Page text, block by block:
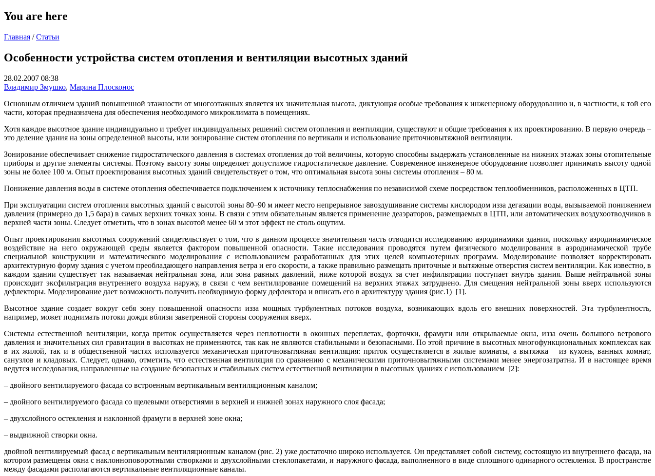
You are here
Главная / Статьи
Особенности устройства систем отопления и вентиляции высотных зданий
28.02.2007 08:38
Владимир Змушко, Марина Плосконос
Основным отличием зданий повышенной этажности от многоэтажных является их значительная высота, диктующая особые требования к инженерному оборудованию и, в частности, к той его
части, которая предназначена для обеспечения необходимого микроклимата в помещениях.
Хотя каждое высотное здание индивидуально и требует индивидуальных решений систем отопления и вентиляции, существуют и общие требования к их проектированию. В первую очередь –
это деление здания на зоны определенной высоты, или зонирование систем отопления по вертикали и использование приточновытяжной вентиляции.
Зонирование обеспечивает снижение гидростатического давления в системах отопления до той величины, которую способны выдержать установленные на нижних этажах зоны отопительные
приборы и другие элементы системы. Поэтому высоту зоны определяет допустимое гидростатическое давление. Современное инженерное оборудование позволяет принимать высоту одной
зоны не более 100 м. Опыт проектирования высотных зданий свидетельствует о том, что оптимальная высота зоны системы отопления – 80 м.
Понижение давления воды в системе отопления обеспечивается подключением к источнику теплоснабжения по независимой схеме посредством теплообменников, расположенных в ЦТП.
При эксплуатации систем отопления высотных зданий с высотой зоны 80–90 м имеет место непрерывное завоздушивание системы кислородом изза дегазации воды, вызываемой понижением
давления (примерно до 1,5 бара) в самых верхних точках зоны. В связи с этим обязательным является применение деаэраторов, размещаемых в ЦТП, или автоматических воздухоотводчиков в
верхней части зоны. Следует отметить, что в зонах высотой менее 60 м этот эффект не столь ощутим.
Опыт проектирования высотных сооружений свидетельствует о том, что в данном процессе значительная часть отводится исследованию аэродинамики здания, поскольку аэродинамическое
воздействие на него окружающей среды является фактором повышенной опасности. Такие исследования проводятся путем физического моделирования в аэродинамической трубе
специальной конструкции и математического моделирования с использованием разработанных для этих целей компьютерных программ. Моделирование позволяет корректировать
архитектурную форму здания с учетом преобладающего направления ветра и его скорости, а также правильно размещать приточные и вытяжные отверстия систем вентиляции. Как известно, в
каждом здании существует так называемая нейтральная зона, или зона равных давлений, ниже которой воздух за счет инфильтрации поступает внутрь здания. Выше нейтральной зоны
происходит эксфильтрация внутреннего воздуха наружу, в связи с чем вентилирование помещений на верхних этажах затруднено. Для смещения нейтральной зоны вверх используются
дефлекторы. Моделирование дает возможность получить необходимую форму дефлектора и вписать его в архитектуру здания (рис.1) [1].
Высотное здание создает вокруг себя зону повышенной опасности изза мощных турбулентных потоков воздуха, возникающих вдоль его внешних поверхностей. Эта турбулентность,
например, может поднимать потоки дождя вблизи заветренной стороны сооружения вверх.
Системы естественной вентиляции, когда приток осуществляется через неплотности в оконных переплетах, форточки, фрамуги или открываемые окна, изза очень большого ветрового
давления и значительных сил гравитации в высотках не применяются, так как не являются стабильными и безопасными. По этой причине в высотных многофункциональных комплексах как
в их жилой, так и в общественной частях используется механическая приточновытяжная вентиляция: приток осуществляется в жилые комнаты, а вытяжка – из кухонь, ванных комнат,
санузлов и кладовых. Следует, однако, отметить, что естественная вентиляция по сравнению с механическими приточновытяжными системами менее энергозатратна. И в настоящее время
ведутся исследования, направленные на создание безопасных и стабильных систем естественной вентиляции в высотных зданиях с использованием [2]:
– двойного вентилируемого фасада со встроенным вертикальным вентиляционным каналом;
– двойного вентилируемого фасада со щелевыми отверстиями в верхней и нижней зонах наружного слоя фасада;
– двухслойного остекления и наклонной фрамуги в верхней зоне окна;
– выдвижной створки окна.
двойной вентилируемый фасад с вертикальным вентиляционным каналом (рис. 2) уже достаточно широко используется. Он представляет собой систему, состоящую из внутреннего фасада, на
котором размещены окна с наклонноповоротными створками и двухслойными стеклопакетами, и наружного фасада, выполненного в виде сплошного одинарного остекления. В пространстве
между фасадами располагаются вертикальные вентиляционные каналы.